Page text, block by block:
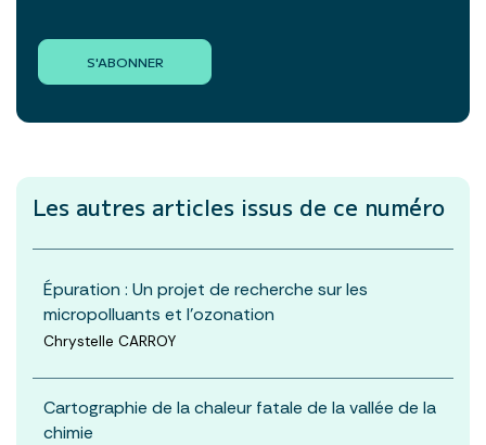
S'ABONNER
Les autres articles issus de ce numéro
Épuration : Un projet de recherche sur les
micropolluants et l'ozonation
Chrystelle CARROY
Cartographie de la chaleur fatale de la vallée de la
chimie